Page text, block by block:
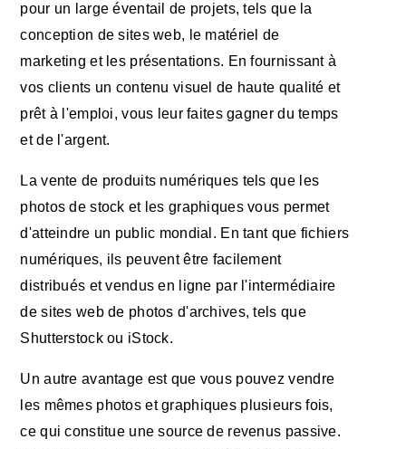
pour un large éventail de projets, tels que la
conception de sites web, le matériel de
marketing et les présentations. En fournissant à
vos clients un contenu visuel de haute qualité et
prêt à l'emploi, vous leur faites gagner du temps
et de l'argent.
La vente de produits numériques tels que les
photos de stock et les graphiques vous permet
d'atteindre un public mondial. En tant que fichiers
numériques, ils peuvent être facilement
distribués et vendus en ligne par l'intermédiaire
de sites web de photos d'archives, tels que
Shutterstock ou iStock.
Un autre avantage est que vous pouvez vendre
les mêmes photos et graphiques plusieurs fois,
ce qui constitue une source de revenus passive.